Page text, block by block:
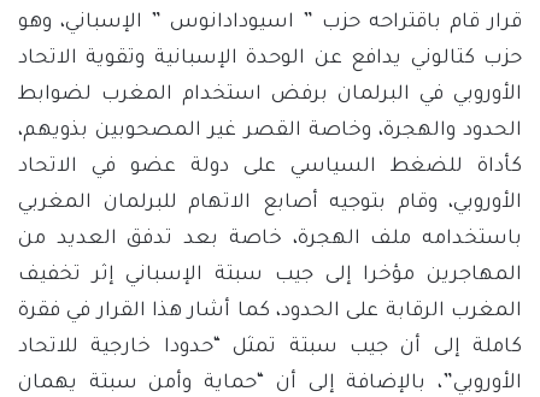
قرار قام باقتراحه حزب ” اسيودادانوس ” الإسباني، وهو
حزب كتالوني يدافع عن الوحدة الإسبانية وتقوية الاتحاد
الأوروبي في البرلمان برفض استخدام المغرب لضوابط
الحدود والهجرة، وخاصة القصر غير المصحوبين بذويهم،
كأداة للضغط السياسي على دولة عضو في الاتحاد
الأوروبي، وقام بتوجيه أصابع الاتهام للبرلمان المغربي
باستخدامه ملف الهجرة، خاصة بعد تدفق العديد من
المهاجرين مؤخرا إلى جيب سبتة الإسباني إثر تخفيف
المغرب الرقابة على الحدود، كما أشار هذا القرار في فقرة
كاملة إلى أن جيب سبتة تمثل “حدودا خارجية للاتحاد
الأوروبي”، بالإضافة إلى أن “حماية وأمن سبتة يهمان